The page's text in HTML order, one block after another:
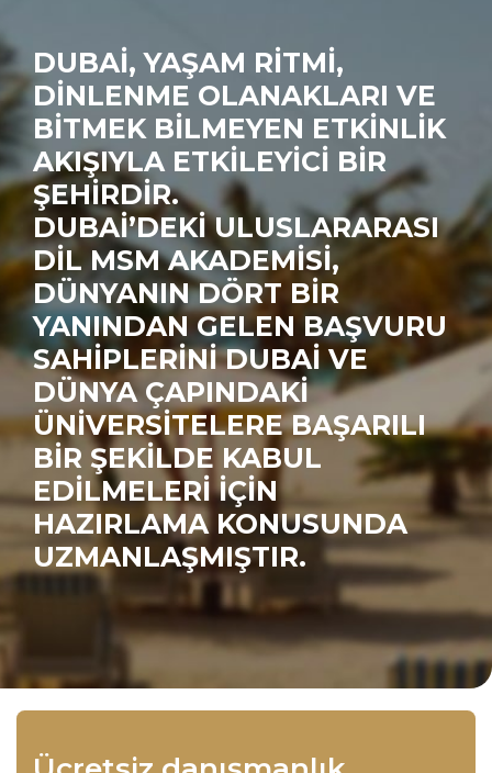
DUBAI, YAŞAM RITMI,
DINLENME OLANAKLARI VE
BITMEK BILMEYEN ETKINLIK
AKIŞIYLA ETKILEYICI BIR
ŞEHIRDIR.
DUBAI’DEKI ULUSLARARASI
DIL MSM AKADEMISI,
DÜNYANIN DÖRT BIR
YANINDAN GELEN BAŞVURU
SAHIPLERINI DUBAI VE
DÜNYA ÇAPINDAKI
ÜNIVERSITELERE BAŞARILI
BIR ŞEKILDE KABUL
EDILMELERI IÇIN
HAZIRLAMA KONUSUNDA
UZMANLAŞMIŞTIR.